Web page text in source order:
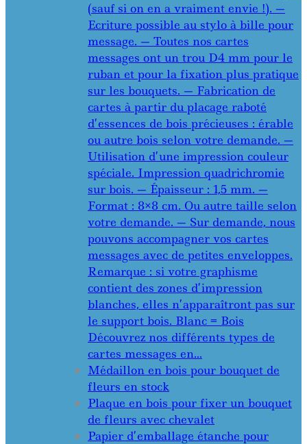
(sauf si on en a vraiment envie !). —
Ecriture possible au stylo à bille pour
message. — Toutes nos cartes
messages ont un trou D4 mm pour le
ruban et pour la fixation plus pratique
sur les bouquets. — Fabrication de
cartes à partir du placage raboté
d’essences de bois précieuses : érable
ou autre bois selon votre demande. —
Utilisation d’une impression couleur
spéciale. Impression quadrichromie
sur bois. — Épaisseur : 1,5 mm. —
Format : 8×8 cm. Ou autre taille selon
votre demande. — Sur demande, nous
pouvons accompagner vos cartes
messages avec de petites enveloppes.
Remarque : si votre graphisme
contient des zones d’impression
blanches, elles n’apparaîtront pas sur
le support bois. Blanc = Bois
Découvrez nos différents types de
cartes messages en…
Médaillon en bois pour bouquet de
fleurs en stock
Plaque en bois pour fixer un bouquet
de fleurs avec chevalet
Papier d’emballage étanche pour